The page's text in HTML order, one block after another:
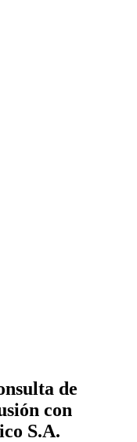
de
con
S.A.